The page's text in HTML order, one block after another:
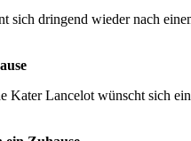
sich dringend wieder nach
Kater Lancelot wünscht sich